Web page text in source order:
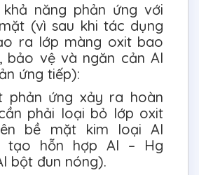
năng phản ứng với
(vì sau khi tác dụng
ra lớp màng oxit bao
bảo vệ và ngăn cản Al
ứng tiếp):
phản ứng xảy ra hoàn
phải loại bỏ lớp oxit
bề mặt kim loại Al
tạo hỗn hợp Al – Hg
bột đun nóng).